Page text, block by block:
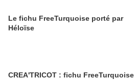
Le fichu FreeTurquoise porté par
Héloïse
CREA'TRICOT : fichu FreeTurquoise